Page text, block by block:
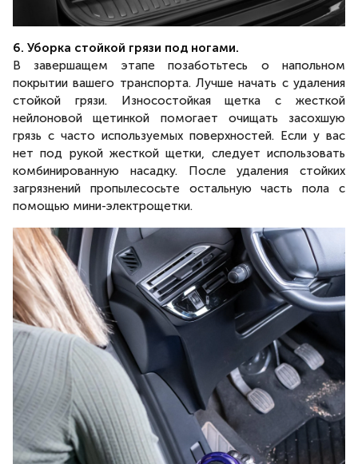
6. Уборка стойкой грязи под ногами.
В завершащем этапе позаботьтесь о напольном
покрытии вашего транспорта. Лучше начать с удаления
стойкой грязи. Износостойкая щетка с жесткой
нейлоновой щетинкой помогает очищать засохшую
грязь с часто используемых поверхностей. Если у вас
нет под рукой жесткой щетки, следует использовать
комбинированную насадку. После удаления стойких
загрязнений пропылесосьте остальную часть пола с
помощью мини-электрощетки.